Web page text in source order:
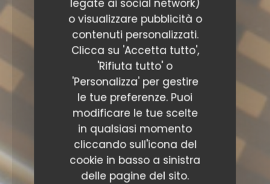
legate ai social network)
o visualizzare pubblicità o
contenuti personalizzati.
Clicca su 'Accetta tutto',
'Rifiuta tutto' o
'Personalizza' per gestire
le tue preferenze. Puoi
modificare le tue scelte
in qualsiasi momento
cliccando sull'icona del
cookie in basso a sinistra
delle pagine del sito.